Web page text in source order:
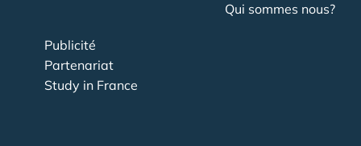
Qui sommes nous?
Publicité
Partenariat
Study in France